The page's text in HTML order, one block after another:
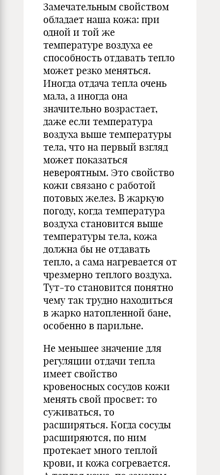
Замечательным свойством
обладает наша кожа: при
одной и той же
температуре воздуха ее
способность отдавать тепло
может резко меняться.
Иногда отдача тепла очень
мала, а иногда она
значительно возрастает,
даже если температура
воздуха выше температуры
тела, что на первый взгляд
может показаться
невероятным. Это свойство
кожи связано с работой
потовых желез. В жаркую
погоду, когда температура
воздуха становится выше
температуры тела, кожа
должна бы не отдавать
тепло, а сама нагревается от
чрезмерно теплого воздуха.
Тут-то становится понятно
чему так трудно находиться
в жарко натопленной бане,
особенно в парильне.
Не меньшее значение для
регуляции отдачи тепла
имеет свойство
кровеносных сосудов кожи
менять свой просвет: то
суживаться, то
расширяться. Когда сосуды
расширяются, по ним
протекает много теплой
крови, и кожа согревается.